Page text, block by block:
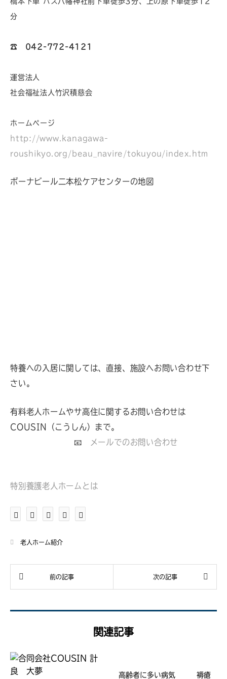
分
☎︎ 042-772-4121
運営法人
社会福祉法人竹沢積慈会
ホームページ
http://www.kanagawa-
roushikyo.org/beau_navire/tokuyou/index.htm
ボーナビール二本松ケアセンターの地図
特養への入居に関しては、直接、施設へお問い合わせ下
さい。
有料老人ホームやサ高住に関するお問い合わせは
COUSIN（こうしん）まで。
📧
メールでのお問い合わせ
特別養護老人ホームとは
老人ホーム紹介
関連記事
高齢者に多い病気 褥瘡